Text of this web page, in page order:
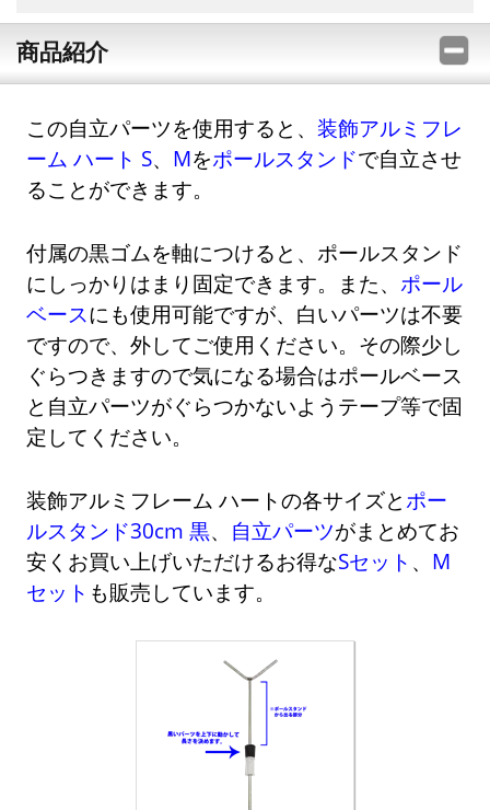
商品紹介
この自立パーツを使用すると、装飾アルミフレ
ーム ハート S、 Mをポールスタンドで自立させ
ることができます。
付属の黒ゴムを軸につけると、ポールスタンド
にしっかりはまり固定できます。また、ポール
ベースにも使用可能ですが、白いパーツは不要
ですので、外してご使用ください。その際少し
ぐらつきますので気になる場合はポールベース
と自立パーツがぐらつかないようテープ等で固
定してください。
装飾アルミフレーム ハートの各サイズとポー
ルスタンド30cm 黒、 自立パーツがまとめてお
安くお買い上げいただけるお得なSセット 、 M
セット も販売しています。